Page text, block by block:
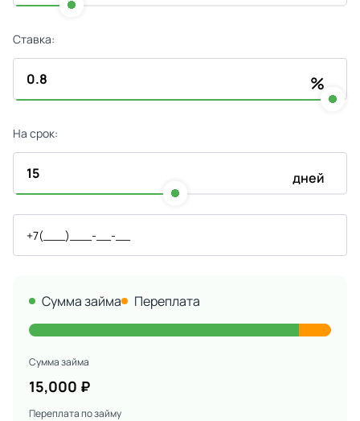
Ставка:
%
На срок:
дней
Сумма займа Переплата
Сумма займа
15,000 ₽
Переплата по займу